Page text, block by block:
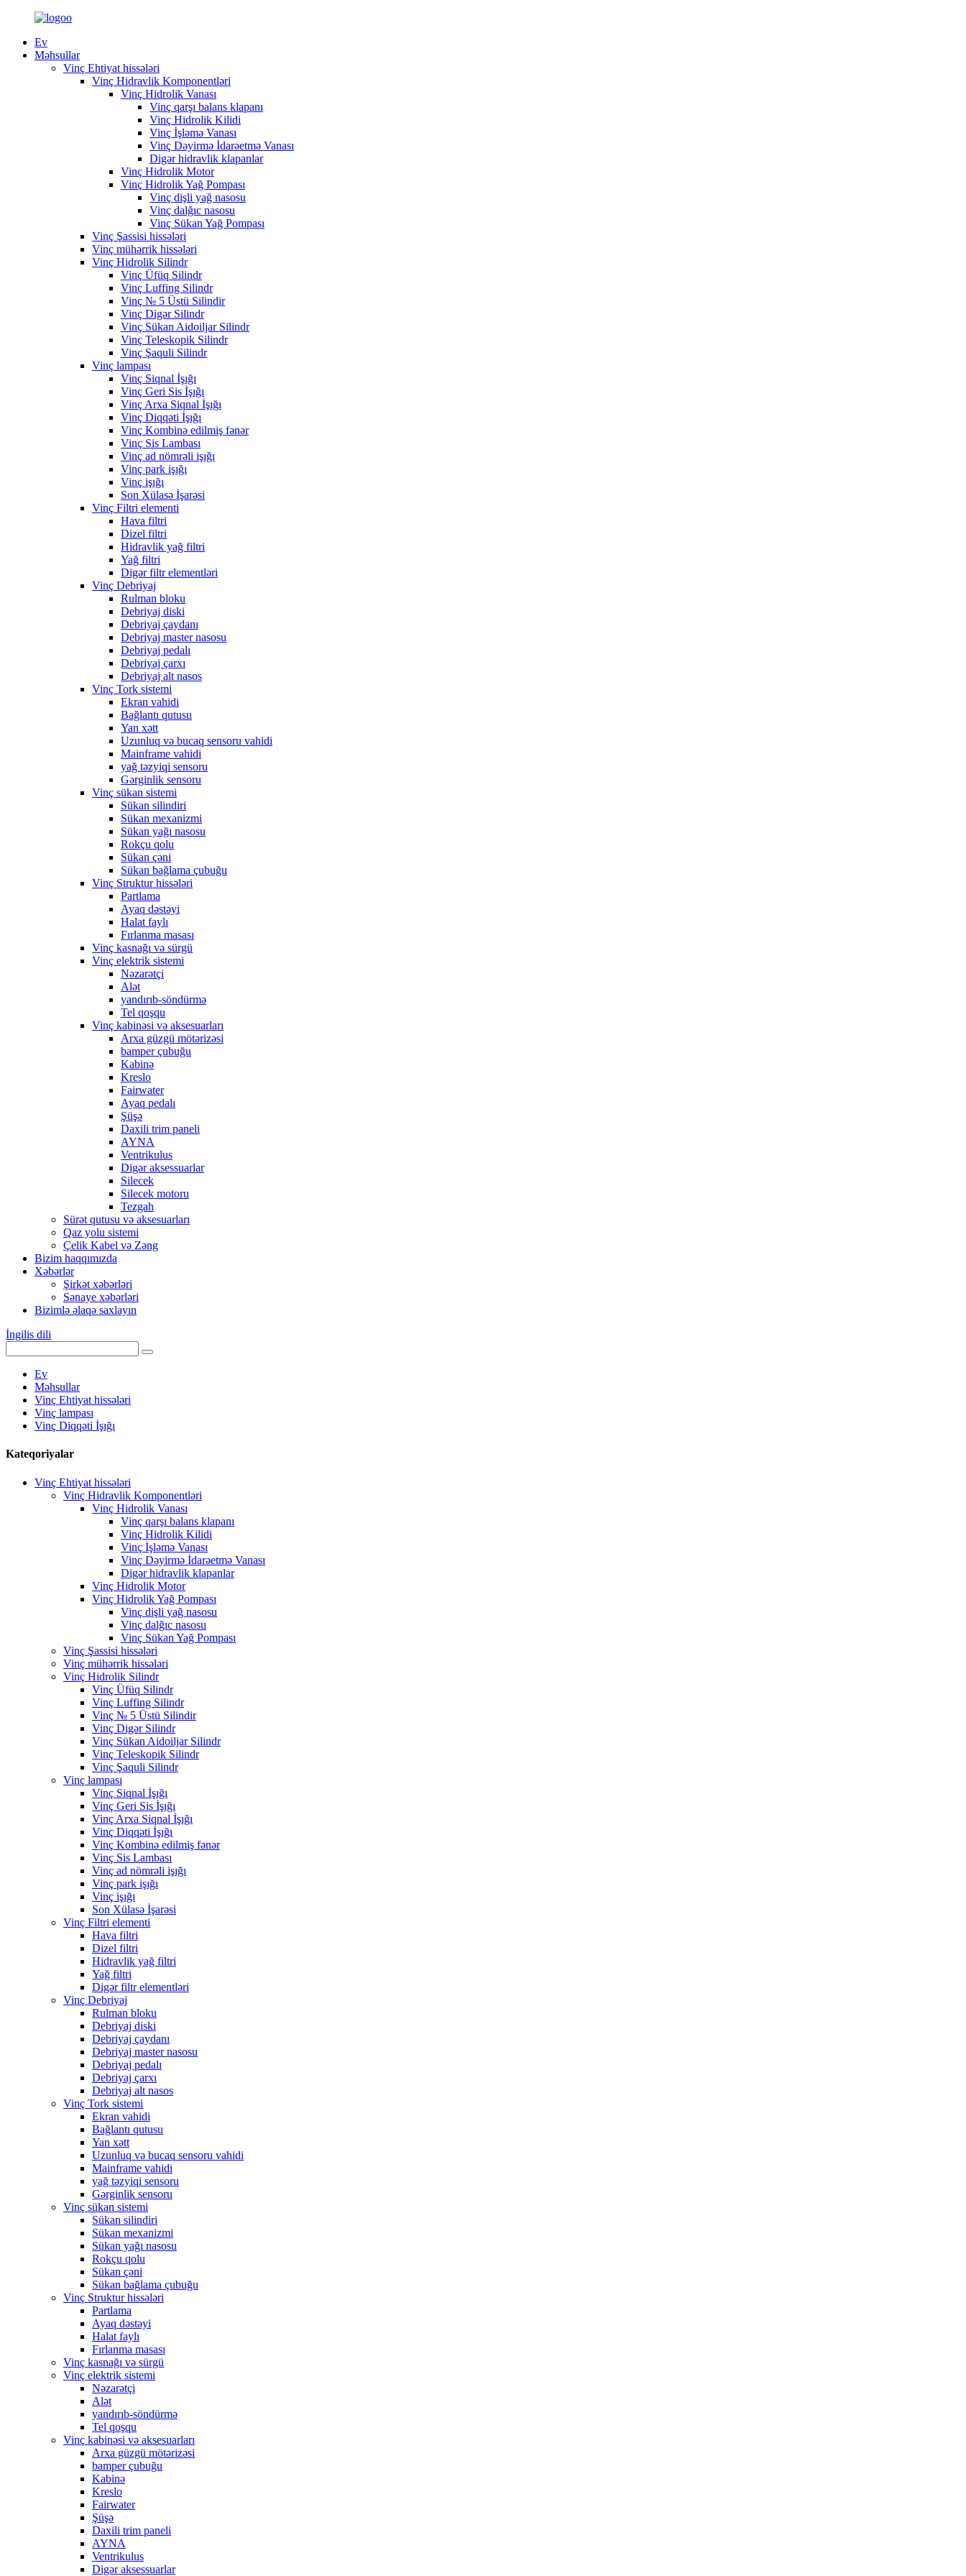
Ev
Məhsullar
Vinç Ehtiyat hissələri
Vinç Hidravlik Komponentləri
Vinç Hidrolik Vanası
Vinç qarşı balans klapanı
Vinç Hidrolik Kilidi
Vinç İşləmə Vanası
Vinç Dəyirmə İdarəetmə Vanası
Digər hidravlik klapanlar
Vinç Hidrolik Motor
Vinç Hidrolik Yağ Pompası
Vinç dişli yağ nasosu
Vinç dalğıc nasosu
Vinç Sükan Yağ Pompası
Vinç Şassisi hissələri
Vinç mühərrik hissələri
Vinç Hidrolik Silindr
Vinç Üfüq Silindr
Vinç Luffing Silindr
Vinç № 5 Üstü Silindir
Vinç Digər Silindr
Vinç Sükan Aidoiljar Silindr
Vinç Teleskopik Silindr
Vinç Şaquli Silindr
Vinç lampası
Vinç Siqnal İşığı
Vinç Geri Sis İşığı
Vinç Arxa Siqnal İşığı
Vinç Diqqəti İşığı
Vinç Kombinə edilmiş fənər
Vinç Sis Lambası
Vinç ad nömrəli işığı
Vinç park işığı
Vinç işığı
Son Xülasə İşarəsi
Vinç Filtri elementi
Hava filtri
Dizel filtri
Hidravlik yağ filtri
Yağ filtri
Digər filtr elementləri
Vinç Debriyaj
Rulman bloku
Debriyaj diski
Debriyaj çaydanı
Debriyaj master nasosu
Debriyaj pedalı
Debriyaj çarxı
Debriyaj alt nasos
Vinç Tork sistemi
Ekran vahidi
Bağlantı qutusu
Yan xətt
Uzunluq və bucaq sensoru vahidi
Mainframe vahidi
yağ təzyiqi sensoru
Gərginlik sensoru
Vinç sükan sistemi
Sükan silindiri
Sükan mexanizmi
Sükan yağı nasosu
Rokçu qolu
Sükan çəni
Sükan bağlama çubuğu
Vinç Struktur hissələri
Partlama
Ayaq dəstəyi
Halat faylı
Fırlanma masası
Vinç kasnağı və sürgü
Vinç elektrik sistemi
Nəzarətçi
Alət
yandırıb-söndürmə
Tel qoşqu
Vinç kabinəsi və aksesuarları
Arxa güzgü mötərizəsi
bamper çubuğu
Kabinə
Kreslo
Fairwater
Ayaq pedalı
Şüşə
Daxili trim paneli
AYNA
Ventrikulus
Digər aksessuarlar
Silecek
Silecek motoru
Tezgah
Sürət qutusu və aksesuarları
Qaz yolu sistemi
Çelik Kabel və Zəng
Bizim haqqımızda
Xəbərlər
Şirkət xəbərləri
Sənaye xəbərləri
Bizimlə əlaqə saxlayın
İngilis dili
Ev
Məhsullar
Vinç Ehtiyat hissələri
Vinç lampası
Vinç Diqqəti İşığı
Kateqoriyalar
Vinç Ehtiyat hissələri
Vinç Hidravlik Komponentləri
Vinç Hidrolik Vanası
Vinç qarşı balans klapanı
Vinç Hidrolik Kilidi
Vinç İşləmə Vanası
Vinç Dəyirmə İdarəetmə Vanası
Digər hidravlik klapanlar
Vinç Hidrolik Motor
Vinç Hidrolik Yağ Pompası
Vinç dişli yağ nasosu
Vinç dalğıc nasosu
Vinç Sükan Yağ Pompası
Vinç Şassisi hissələri
Vinç mühərrik hissələri
Vinç Hidrolik Silindr
Vinç Üfüq Silindr
Vinç Luffing Silindr
Vinç № 5 Üstü Silindir
Vinç Digər Silindr
Vinç Sükan Aidoiljar Silindr
Vinç Teleskopik Silindr
Vinç Şaquli Silindr
Vinç lampası
Vinç Siqnal İşığı
Vinç Geri Sis İşığı
Vinç Arxa Siqnal İşığı
Vinç Diqqəti İşığı
Vinç Kombinə edilmiş fənər
Vinç Sis Lambası
Vinç ad nömrəli işığı
Vinç park işığı
Vinç işığı
Son Xülasə İşarəsi
Vinç Filtri elementi
Hava filtri
Dizel filtri
Hidravlik yağ filtri
Yağ filtri
Digər filtr elementləri
Vinç Debriyaj
Rulman bloku
Debriyaj diski
Debriyaj çaydanı
Debriyaj master nasosu
Debriyaj pedalı
Debriyaj çarxı
Debriyaj alt nasos
Vinç Tork sistemi
Ekran vahidi
Bağlantı qutusu
Yan xətt
Uzunluq və bucaq sensoru vahidi
Mainframe vahidi
yağ təzyiqi sensoru
Gərginlik sensoru
Vinç sükan sistemi
Sükan silindiri
Sükan mexanizmi
Sükan yağı nasosu
Rokçu qolu
Sükan çəni
Sükan bağlama çubuğu
Vinç Struktur hissələri
Partlama
Ayaq dəstəyi
Halat faylı
Fırlanma masası
Vinç kasnağı və sürgü
Vinç elektrik sistemi
Nəzarətçi
Alət
yandırıb-söndürmə
Tel qoşqu
Vinç kabinəsi və aksesuarları
Arxa güzgü mötərizəsi
bamper çubuğu
Kabinə
Kreslo
Fairwater
Şüşə
Daxili trim paneli
AYNA
Ventrikulus
Digər aksessuarlar